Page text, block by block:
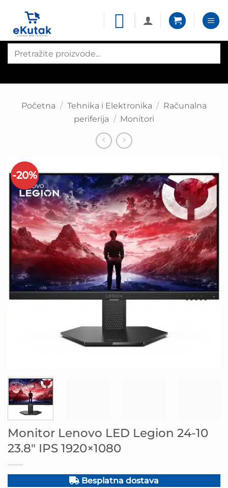
content
search
Početna / Tehnika i Elektronika / Računalna
periferija / Monitori
-20%
Monitor Lenovo LED Legion 24-10
23.8″ IPS 1920×1080
Besplatna dostava